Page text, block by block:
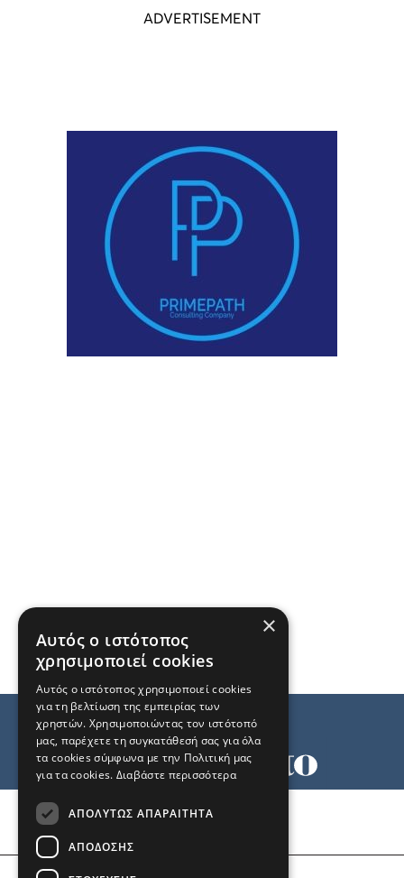
×
Αυτός ο ιστότοπος
χρησιμοποιεί cookies
Αυτός ο ιστότοπος χρησιμοποιεί cookies
για τη βελτίωση της εμπειρίας των
χρηστών. Χρησιμοποιώντας τον ιστότοπό
μας, παρέχετε τη συγκατάθεσή σας για όλα
τα cookies σύμφωνα με την Πολιτική μας
για τα cookies. Διαβάστε περισσότερα
ΑΠΟΛΎΤΩΣ ΑΠΑΡΑΊΤΗΤΑ
ΑΠΌΔΟΣΗΣ